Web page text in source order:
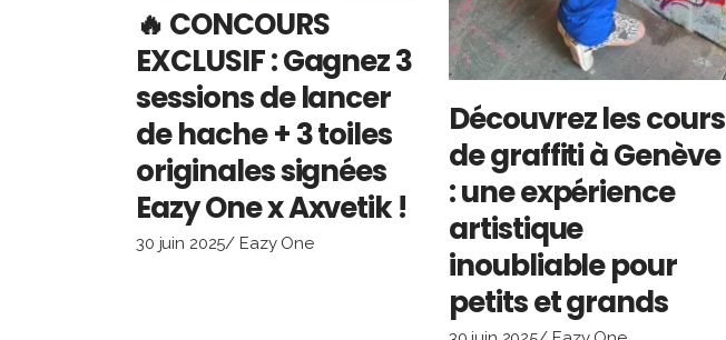
🔥 CONCOURS
EXCLUSIF : Gagnez 3
sessions de lancer
de hache + 3 toiles
originales signées
Eazy One x Axvetik !
30 juin 2025 Eazy One
Découvrez les cours
de graffiti à Genève
: une expérience
artistique
inoubliable pour
petits et grands